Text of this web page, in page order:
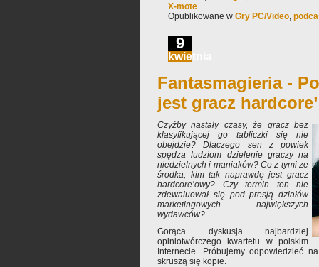
X-mote
Opublikowane w Gry PC/Video,
9
kwietnia
Fantasmagieria -
jest gracz
Czyżby nastały czasy, że gracz bez
klasyfikującej go tabliczki się nie
obejdzie? Dlaczego sen z powiek
spędza ludziom dzielenie graczy na
niedzielnych i maniaków? Co z tymi ze
środka, kim tak naprawdę jest gracz
hardcore’owy? Czy termin ten nie
zdewaluował się pod presją działów
marketingowych największych
wydawców?
Gorąca dyskusja najbardziej
opiniotwórczego kwartetu w polskim
Internecie. Próbujemy odpowiedzieć
skruszą się kopie.